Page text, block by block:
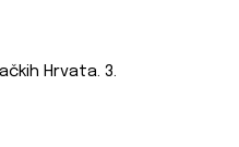
Hrvata. 3.